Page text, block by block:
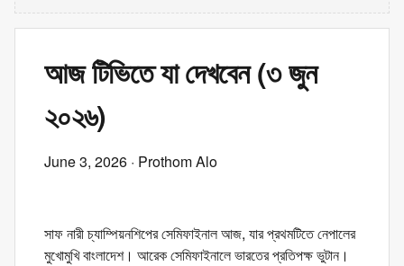
আজ টিভিতে যা দেখবেন (৩ জুন
২০২৬)
June 3, 2026 · Prothom Alo
সাফ নারী চ্যাম্পিয়নশিপের সেমিফাইনাল আজ, যার প্রথমটিতে নেপালের
মুখোমুখি বাংলাদেশ। আরেক সেমিফাইনালে ভারতের প্রতিপক্ষ ভুটান।